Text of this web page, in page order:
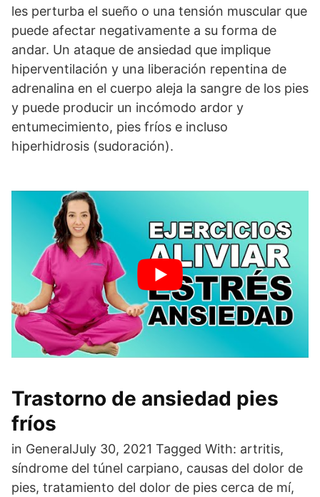
les perturba el sueño o una tensión muscular que
puede afectar negativamente a su forma de
andar. Un ataque de ansiedad que implique
hiperventilación y una liberación repentina de
adrenalina en el cuerpo aleja la sangre de los pies
y puede producir un incómodo ardor y
entumecimiento, pies fríos e incluso
hiperhidrosis (sudoración).
Trastorno de ansiedad pies
fríos
in GeneralJuly 30, 2021 Tagged With: artritis,
síndrome del túnel carpiano, causas del dolor de
pies, tratamiento del dolor de pies cerca de mí,